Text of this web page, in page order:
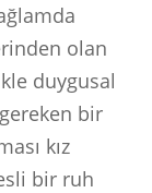
olan
duygusal
bir
kız
bir ruh